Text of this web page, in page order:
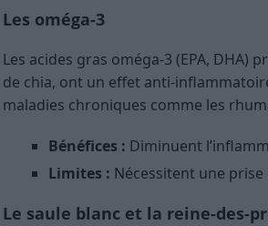
Les oméga-3
Les acides gras oméga-3 (EPA, DHA)
de chia, ont un effet anti-
maladies chroniques comme les
Bénéfices : Diminuent
Limites : Nécessitent une
Le saule blanc et la reine-des-